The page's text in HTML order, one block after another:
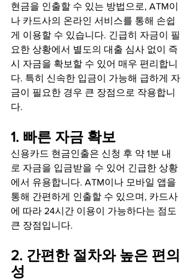
현금을 인출할 수 있는 방법으로, ATM이
나 카드사의 온라인 서비스를 통해 손쉽
게 이용할 수 있습니다. 긴급히 자금이 필
요한 상황에서 별도의 대출 심사 없이 즉
시 자금을 확보할 수 있어 매우 편리합니
다. 특히 신속한 입금이 가능해 급하게 자
금이 필요한 경우 큰 장점으로 작용합니
다.
1. 빠른 자금 확보
신용카드 현금인출은 신청 후 약 1분 내
로 자금을 입금받을 수 있어 긴급한 상황
에서 유용합니다. ATM이나 모바일 앱을
통해 간편하게 인출할 수 있으며, 카드사
에 따라 24시간 이용이 가능하다는 점도
큰 장점입니다.
2. 간편한 절차와 높은 편의
성